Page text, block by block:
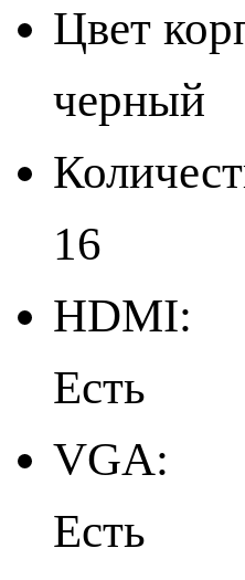
Цвет
черный
16
HDMI:
Есть
VGA:
Есть